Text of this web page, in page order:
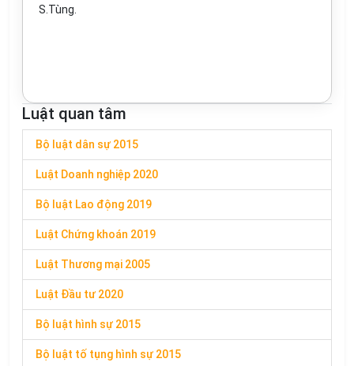
S.Tùng.
Luật quan tâm
Bộ luật dân sự 2015
Luật Doanh nghiệp 2020
Bộ luật Lao động 2019
Luật Chứng khoán 2019
Luật Thương mại 2005
Luật Đầu tư 2020
Bộ luật hình sự 2015
Bộ luật tố tụng hình sự 2015